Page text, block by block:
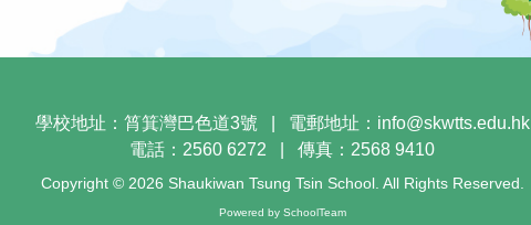
學校地址：筲箕灣巴色道3號 電郵地址： info@skwtts.edu.hk
電話：2560 6272
傳真：2568 9410
Copyright © 2026 Shaukiwan Tsung Tsin School. All Rights Reserved.
Powered by SchoolTeam